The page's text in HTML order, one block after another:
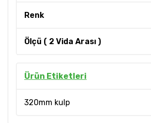
Renk
Ölçü ( 2 Vida Arası )
Ürün Etiketleri
320mm kulp